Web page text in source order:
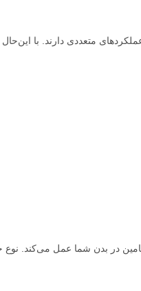
متعددی دارند. با این‌حال
در بدن شما عمل می‌کند.